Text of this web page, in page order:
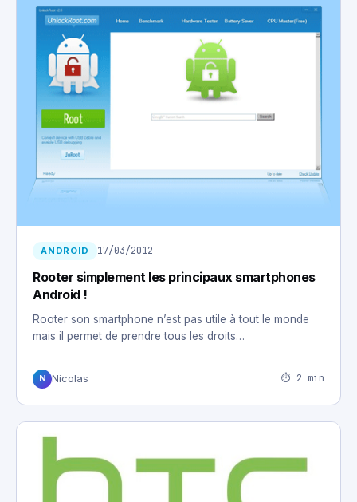
ANDROID 17/03/2012
Rooter simplement les principaux smartphones
Android !
Rooter son smartphone n’est pas utile à tout le monde
mais il permet de prendre tous les droits…
N Nicolas ⏱ 2 min